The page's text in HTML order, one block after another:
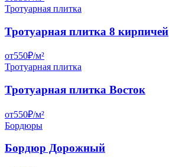
Тротуарная плитка
Тротуарная плитка 8 кирпичей
от550₽/м²
Тротуарная плитка
Тротуарная плитка Восток
от550₽/м²
Бордюры
Бордюр Дорожный